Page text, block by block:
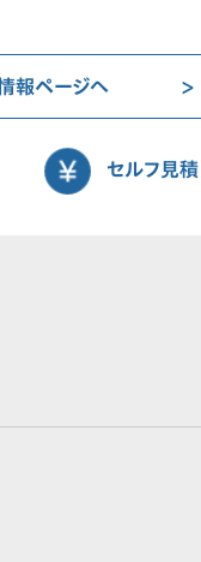
報ページへ
セルフ見積